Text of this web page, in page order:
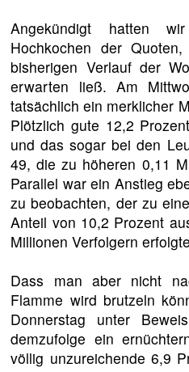
Angekündigt hatten
Hochkochen der
bisherigen Verlauf der
erwarten ließ. Am
tatsächlich ein merklicher
Plötzlich gute 12,2
und das sogar bei den
49, die zu höheren 0,11
Parallel war ein Anstieg
zu beobachten, der zu
Anteil von 10,2 Prozent
Millionen Verfolgern
Dass man aber nicht
Flamme wird brutzeln
Donnerstag unter
demzufolge ein
völlig unzureichende 6,9